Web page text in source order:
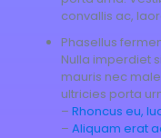
convallis ac,
Phasellus
Nulla imperdiet
mauris nec
ultricies porta
– Rhoncus eu,
– Aliquam erat